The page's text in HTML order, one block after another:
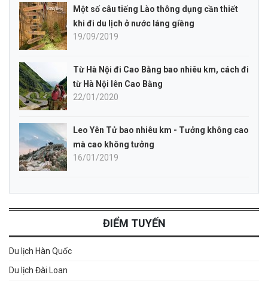
Một số câu tiếng Lào thông dụng cần thiết
khi đi du lịch ở nước láng giềng
19/09/2019
Từ Hà Nội đi Cao Bằng bao nhiêu km, cách đi
từ Hà Nội lên Cao Bằng
22/01/2020
Leo Yên Tử bao nhiêu km - Tưởng không cao
mà cao không tưởng
16/01/2019
ĐIỂM TUYẾN
Du lịch Hàn Quốc
Du lịch Đài Loan